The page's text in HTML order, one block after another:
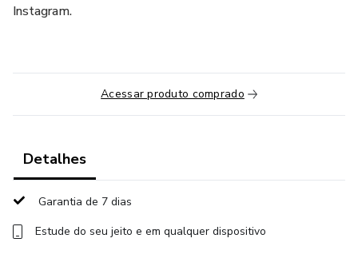
Instagram.
Acessar produto comprado
Detalhes
Garantia de 7 dias
Estude do seu jeito e em qualquer dispositivo